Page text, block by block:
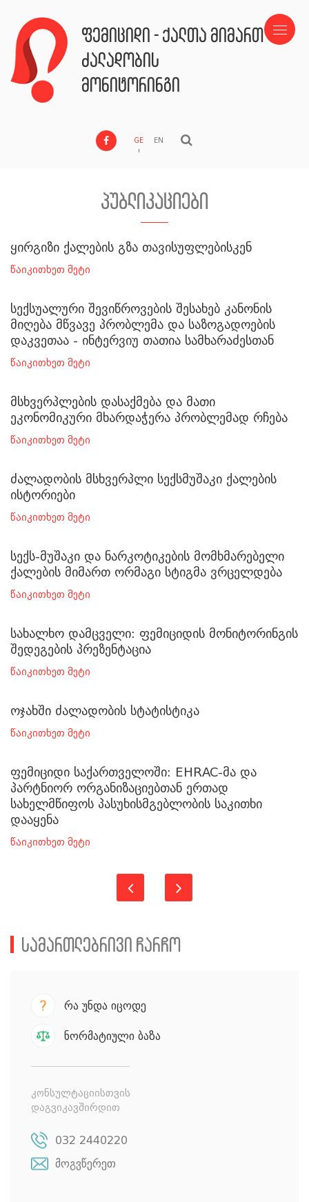
ფემიციდი - ქალთა მიმართ
ძალადობის
მონიტორინგი
GE EN
პუბლიკაციები
ყირგიზი ქალების გზა თავისუფლებისკენ
წაიკითხეთ მეტი
სექსუალური შევიწროვების შესახებ კანონის
მიღება მწვავე პრობლემა და საზოგადოების
დაკვეთაა - ინტერვიუ თათია სამხარაძესთან
წაიკითხეთ მეტი
მსხვერპლების დასაქმება და მათი
ეკონომიკური მხარდაჭერა პრობლემად რჩება
წაიკითხეთ მეტი
ძალადობის მსხვერპლი სექსმუშაკი ქალების
ისტორიები
წაიკითხეთ მეტი
სექს-მუშაკი და ნარკოტიკების მომხმარებელი
ქალების მიმართ ორმაგი სტიგმა ვრცელდება
წაიკითხეთ მეტი
სახალხო დამცველი: ფემიციდის მონიტორინგის
შედეგების პრეზენტაცია
წაიკითხეთ მეტი
ოჯახში ძალადობის სტატისტიკა
წაიკითხეთ მეტი
ფემიციდი საქართველოში: EHRAC-მა და
პარტნიორ ორგანიზაციებთან ერთად
სახელმწიფოს პასუხისმგებლობის საკითხი
დააყენა
წაიკითხეთ მეტი
სამართლებრივი ჩარჩო
რა უნდა იცოდე
ნორმატიული ბაზა
კონსულტაციისთვის
დაგვიკავშირდით
032 2440220
მოგვწერეთ